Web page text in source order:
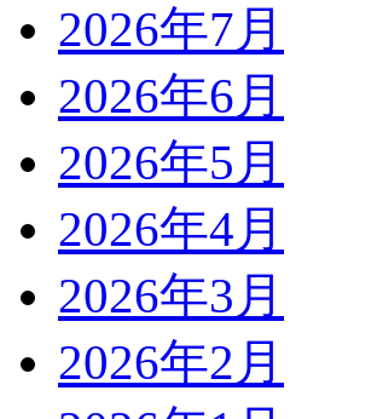
2026年7月
2026年6月
2026年5月
2026年4月
2026年3月
2026年2月